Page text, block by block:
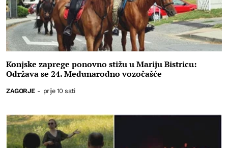
Konjske zaprege ponovno stižu u Mariju Bistricu:
Održava se 24. Međunarodno vozočašće
ZAGORJE - prije 10 sati